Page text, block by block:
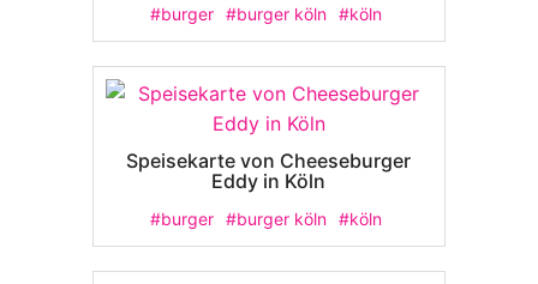
#burger #burger köln #köln
Speisekarte von Cheeseburger
Eddy in Köln
#burger #burger köln #köln